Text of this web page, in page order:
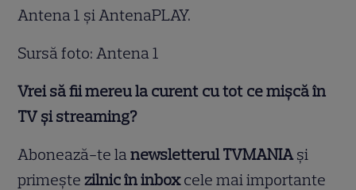
Antena 1 și AntenaPLAY.
Sursă foto: Antena 1
Vrei să fii mereu la curent cu tot ce mișcă în
TV și streaming?
Abonează-te lanewsletterul TVMANIAși
primește zilnic în inboxcele mai importante